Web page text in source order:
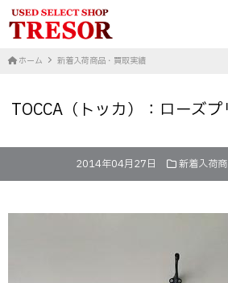
ホーム 新着入荷商品・買取実績
TOCCA（トッカ）：ローズ
2014年04月27日 新着入荷